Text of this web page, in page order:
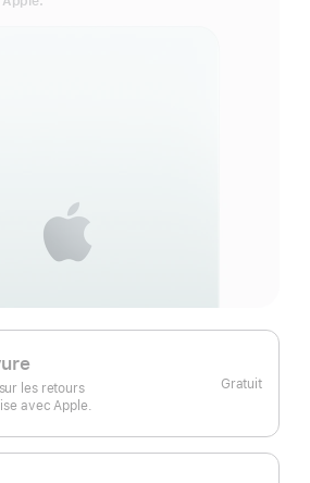
les retours
avec Apple.
Gratuit